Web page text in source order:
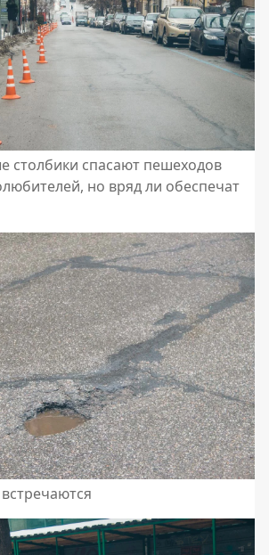
столбики спасают пешеходов
но вряд ли обеспечат